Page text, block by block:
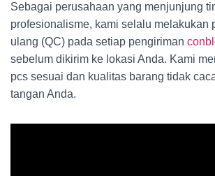
Sebagai perusahaan yang menjunjung
profesionalisme, kami selalu melakukan
ulang (QC) pada setiap pengiriman
sebelum dikirim ke lokasi Anda. Kami
pcs sesuai dan kualitas barang tidak
tangan Anda.